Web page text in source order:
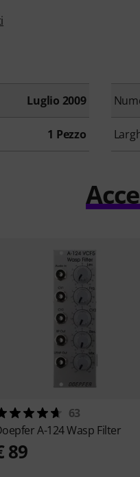
Luglio 2009
1 Pezzo
63
A-124 Wasp Filter
89